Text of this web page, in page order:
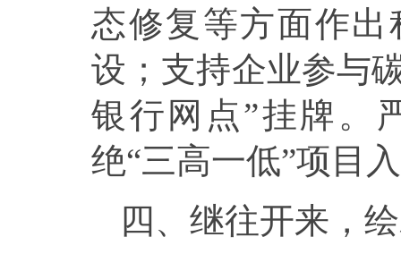
态修复等方面作
设；支持企业参与
银行网点”挂牌。
绝“三高一低”项目
四、继往开来，